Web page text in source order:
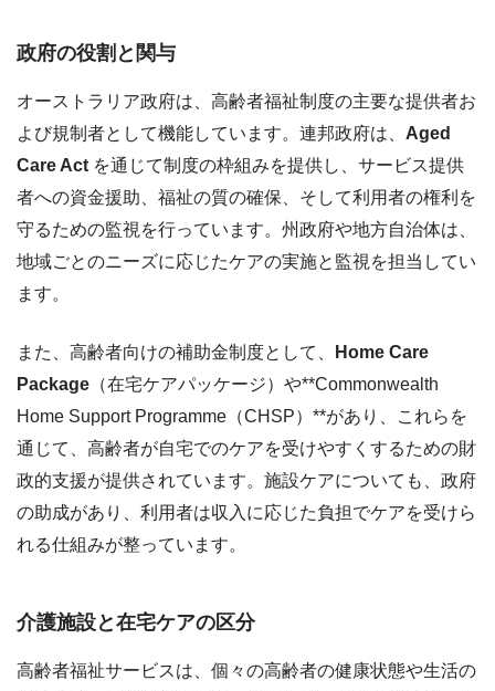
政府の役割と関与
オーストラリア政府は、高齢者福祉制度の主要な提供者お
よび規制者として機能しています。連邦政府は、 Aged
Care Act を通じて制度の枠組みを提供し、サービス提供
者への資金援助、福祉の質の確保、そして利用者の権利を
守るための監視を行っています。州政府や地方自治体は、
地域ごとのニーズに応じたケアの実施と監視を担当してい
ます。
また、高齢者向けの補助金制度として、
Home Care
Package （在宅ケアパッケージ）や**Commonwealth
Home Support Programme（CHSP）**があり、これらを
通じて、高齢者が自宅でのケアを受けやすくするための財
政的支援が提供されています。施設ケアについても、政府
の助成があり、利用者は収入に応じた負担でケアを受けら
れる仕組みが整っています。
介護施設と在宅ケアの区分
高齢者福祉サービスは、個々の高齢者の健康状態や生活の